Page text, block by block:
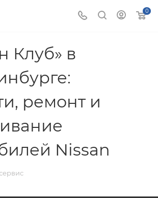
0
Клуб» в
ремонт и
Nissan